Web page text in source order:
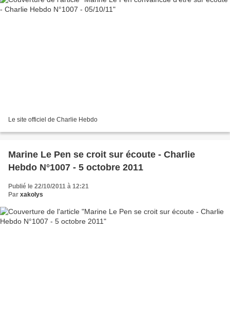
Le site officiel de Charlie Hebdo
Marine Le Pen se croit sur écoute - Charlie
Hebdo N°1007 - 5 octobre 2011
Publié le 22/10/2011 à 12:21
Par xakolys